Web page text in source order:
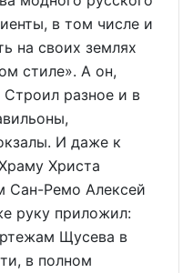
в том числе и
на своих землях
стиле». А он,
разное и в
И даже к
Христа
Сан-Ремо Алексей
руку приложил:
Щусева в
в полном